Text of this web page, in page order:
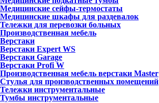
Медицинские сейфы-термостаты
Медицинские шкафы для раздевалок
Тележки для перевозки больных
Производственная мебель
Верстаки
Верстаки Expert WS
Верстаки Garage
Верстаки Profi W
Производственная мебель верстаки Master
Стулья для производственных помещений
Тележки инструментальные
Тумбы инструментальные